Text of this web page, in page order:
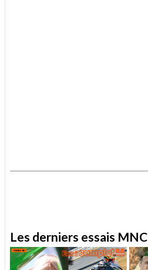
Les derniers essais MNC